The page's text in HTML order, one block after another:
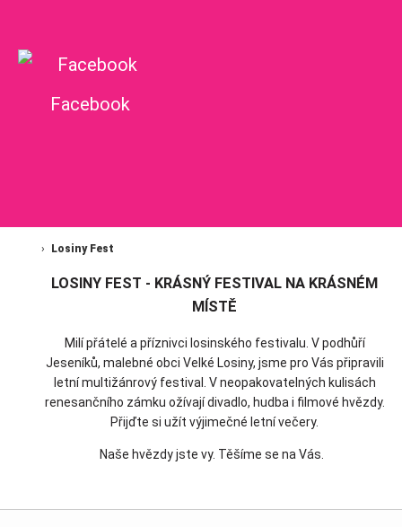
Facebook
Losiny Fest
LOSINY FEST - KRÁSNÝ FESTIVAL NA KRÁSNÉM
MÍSTĚ
Milí přátelé a příznivci losinského festivalu. V podhůří
Jeseníků, malebné obci Velké Losiny, jsme pro Vás připravili
letní multižánrový festival. V neopakovatelných kulisách
renesančního zámku ožívají divadlo, hudba i filmové hvězdy.
Přijďte si užít výjimečné letní večery.
Naše hvězdy jste vy. Těšíme se na Vás.